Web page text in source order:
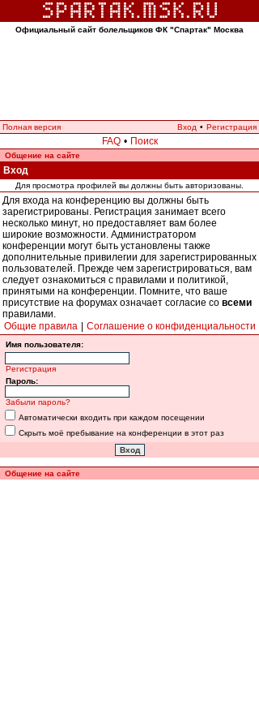
Официальный сайт болельщиков ФК "Спартак" Москва
Полная версия Вход • Регистрация
FAQ • Поиск
Общение на сайте
Вход
Для просмотра профилей вы должны быть авторизованы.
Для входа на конференцию вы должны быть
зарегистрированы. Регистрация занимает всего
несколько минут, но предоставляет вам более
широкие возможности. Администратором
конференции могут быть установлены также
дополнительные привилегии для зарегистрированных
пользователей. Прежде чем зарегистрироваться, вам
следует ознакомиться с правилами и политикой,
принятыми на конференции. Помните, что ваше
присутствие на форумах означает согласие со всеми
правилами.
Общие правила
Соглашение о конфиденциальности
Имя пользователя:
Регистрация
Пароль:
Забыли пароль?
Автоматически входить при каждом посещении
Скрыть моё пребывание на конференции в этот раз
Общение на сайте